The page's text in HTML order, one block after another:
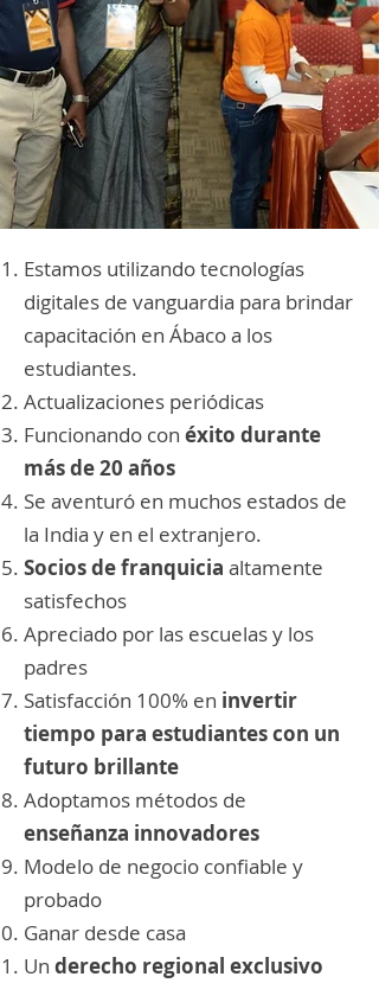
Estamos utilizando tecnologías
digitales de vanguardia para brindar
capacitación en Ábaco a los
estudiantes.
Actualizaciones periódicas
Funcionando con éxito durante
más de 20 años
Se aventuró en muchos estados de
la India y en el extranjero.
Socios de franquicia altamente
satisfechos
Apreciado por las escuelas y los
padres
Satisfacción 100% en invertir
tiempo para estudiantes con un
futuro brillante
Adoptamos métodos de
enseñanza innovadores
Modelo de negocio confiable y
probado
Ganar desde casa
Un derecho regional exclusivo